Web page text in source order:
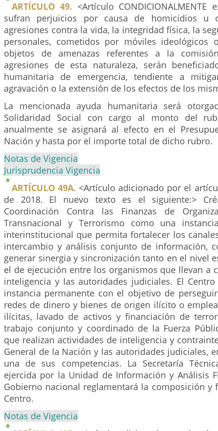
ARTÍCULO 49. <Artículo CONDICIONALMENTE
sufran perjuicios por causa de homicidios u
agresiones contra la vida, la integridad física, la
personales, cometidos por móviles ideológicos
objetos de amenazas referentes a la
agresiones de esta naturaleza, serán
humanitaria de emergencia, tendiente a
agravación o la extensión de los efectos de los
La mencionada ayuda humanitaria será
Solidaridad Social con cargo al monto del
anualmente se asignará al efecto en el
Nación y hasta por el importe total de dicho rubro.
Notas de Vigencia
Jurisprudencia Vigencia
ARTÍCULO 49A. <Artículo adicionado por el
de 2018. El nuevo texto es el siguiente:>
Coordinación Contra las Finanzas de
Transnacional y Terrorismo como una
interinstitucional que permita fortalecer los
intercambio y análisis conjunto de información,
generar sinergia y sincronización tanto en el nivel
el de ejecución entre los organismos que llevan a
inteligencia y las autoridades judiciales. El
instancia permanente con el objetivo de
redes de dinero y bienes de origen ilícito o
ilícitas, lavado de activos y financiación de
trabajo conjunto y coordinado de la Fuerza
que realizan actividades de inteligencia y
General de la Nación y las autoridades judiciales,
una de sus competencias. La Secretaría
ejercida por la Unidad de Información y Análisis
Gobierno nacional reglamentará la composición y
Centro.
Notas de Vigencia